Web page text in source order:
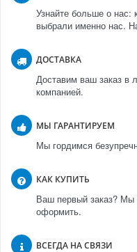
Узнайте больше о
выбрали именно нас.
ДОСТАВКА
Доставим ваш заказ в
компанией.
МЫ ГАРАНТИРУЕМ
Мы гордимся
КАК КУПИТЬ
Ваш первый заказ? Мы
оформить.
ВСЕГДА НА СВЯЗИ